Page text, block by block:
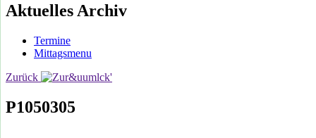
Aktuelles Archiv
Termine
Mittagsmenu
Zurück
P1050305